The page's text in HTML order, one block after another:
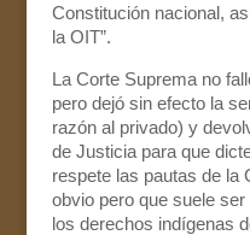
Constitución nacional,
la OIT”.
La Corte Suprema no
pero dejó sin efecto la
razón al privado) y
de Justicia para que
respete las pautas de la
obvio pero que suele
los derechos indígenas